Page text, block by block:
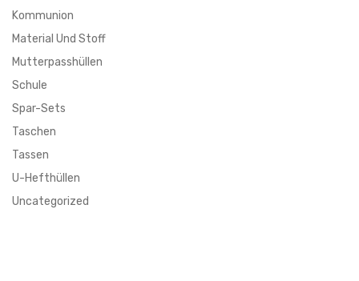
Kommunion
Material Und Stoff
Mutterpasshüllen
Schule
Spar-Sets
Taschen
Tassen
U-Hefthüllen
Uncategorized